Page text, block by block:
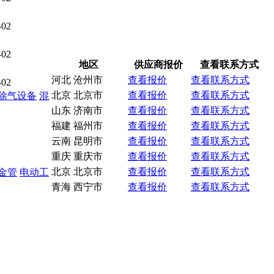
地区 供应商报价
查看联系方式
河北 沧州市 查看报价
查看联系方式
气设备 混 北京 北京市 查看报价
查看联系方式
山东 济南市 查看报价
查看联系方式
福建 福州市 查看报价
查看联系方式
云南 昆明市 查看报价
查看联系方式
重庆 重庆市 查看报价
查看联系方式
管 电动工 北京 北京市 查看报价
查看联系方式
青海 西宁市 查看报价 查看联系方式